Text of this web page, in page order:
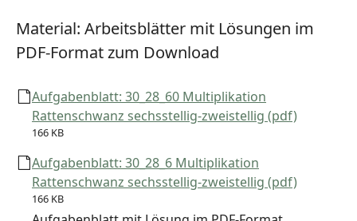
Material: Arbeitsblätter mit Lösungen im
PDF-Format zum Download
Aufgabenblatt: 30_28_60 Multiplikation
Rattenschwanz sechsstellig-zweistellig (pdf)
166 KB
Aufgabenblatt: 30_28_6 Multiplikation
Rattenschwanz sechsstellig-zweistellig (pdf)
166 KB